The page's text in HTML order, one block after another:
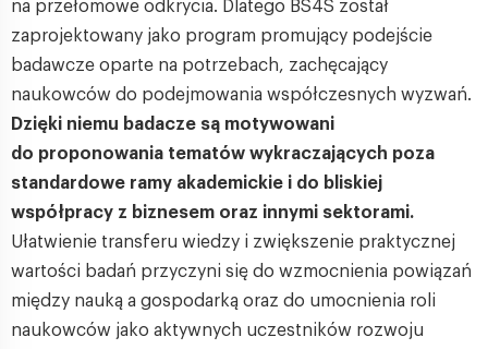
na przełomowe odkrycia. Dlatego BS4S został
zaprojektowany jako program promujący podejście
badawcze oparte na potrzebach, zachęcający
naukowców do podejmowania współczesnych wyzwań.
Dzięki niemu badacze są motywowani
do proponowania tematów wykraczających poza
standardowe ramy akademickie i do bliskiej
współpracy z biznesem oraz innymi sektorami.
Ułatwienie transferu wiedzy i zwiększenie praktycznej
wartości badań przyczyni się do wzmocnienia powiązań
między nauką a gospodarką oraz do umocnienia roli
naukowców jako aktywnych uczestników rozwoju